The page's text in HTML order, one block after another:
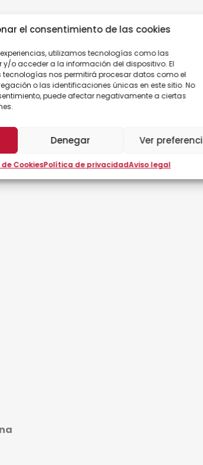
el consentimiento de las cookies
utilizamos tecnologías como las
o acceder a la información del dispositivo. El
nos permitirá procesar datos como el
o las identificaciones únicas en este sitio. No
puede afectar negativamente a ciertas
Denegar Ver
CookiesPolítica de privacidadAviso legal